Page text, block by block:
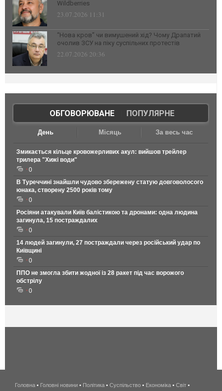
Wildberries
23.07.2026 11:31
“Нова кров” чи вимушений хід? Чому Драпатий
очолив ЗСУ на піку суспільних протестів
22.07.2026 20:36
ОБГОВОРЮВАНЕ| ПОПУЛЯРНЕ
День Місяць За весь час
Змикається кільце кровожерливих акул: вийшов трейлер
трилера "Хижі води"
0
В Туреччині знайшли чудово збережену статую довговолосого
юнака, створену 2500 років тому
0
Росіяни атакували Київ балістикою та дронами: одна людина
загинула, 15 постраждалих
0
14 людей загинули, 27 постраждали через російський удар по
Київщині
0
ППО не змогла збити жодної із 28 ракет під час ворожого
обстрілу
0
беспроводной
Головна • Головні новини • Політика • Суспільство • Економіка • Світ •